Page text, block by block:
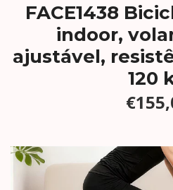
FACE1438
indoor,
ajustável,
120